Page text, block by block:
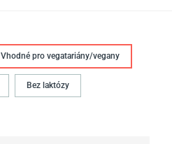
Vhodné pro vegatariány/vegany
Bez laktózy